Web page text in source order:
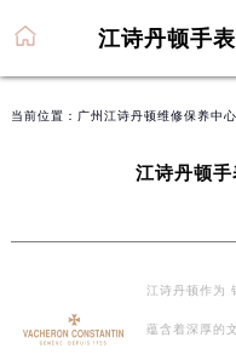
江诗丹顿手
当前位置： 广州江诗丹顿维修保养中心
江诗丹顿
江诗丹顿作为
蕴含着深厚的